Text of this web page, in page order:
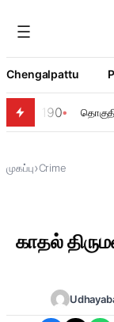
Chengalpattu
190
முகப்பு›Crime
காதல்